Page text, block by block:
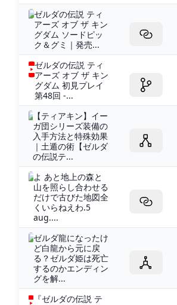
ゼルダの伝説 ティ
アーズ オブ ザ キン
グダム ソードピッ
ク＆グミ｜発売...
ゼルダの伝説 ティ
アーズ オブ ザ キン
グダム 初見プレイ
第48回 -...
【ティアキン】イー
ガ団シリーズ装備の
入手方法と特殊効果
｜土遁の術【ゼルダ
の伝説テ...
よ あと地上の森と
山を照らし合わせる
だけで古びた地図全
くいらねえわ.5
aug....
ゼルダ龍になったけ
ど白龍から元に戻
る？ゼルダ姫は死亡
するのかエンディン
グを解...
『ゼルダの伝説 テ